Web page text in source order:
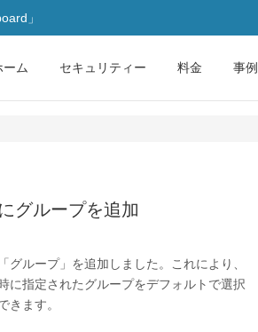
」
ーム セキュリティー 料金 事例
グループを追加
グループ」を追加しました。これにより、
に指定されたグループをデフォルトで選択
きます。